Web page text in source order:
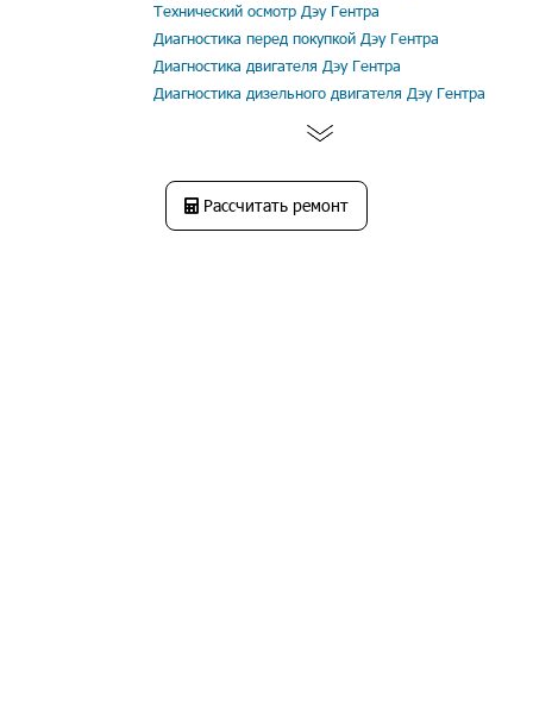
Технический осмотр Дэу Гентра
Диагностика перед покупкой Дэу Гентра
Диагностика двигателя Дэу Гентра
Диагностика дизельного двигателя Дэу Гентра
Рассчитать ремонт